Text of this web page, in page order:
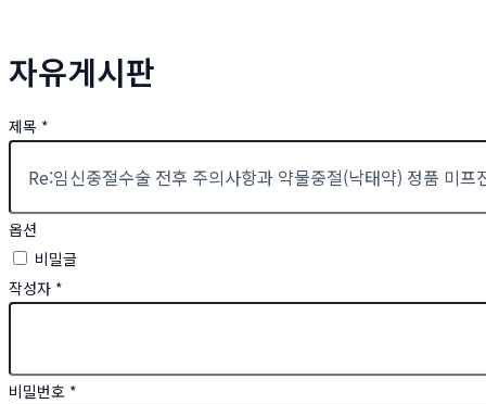
자유게시판
제목 *
옵션
비밀글
작성자 *
비밀번호 *